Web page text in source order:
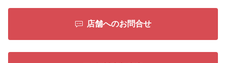
店舗へのお問合せ